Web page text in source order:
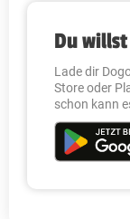
Du
Lade dir
Store oder
schon kann